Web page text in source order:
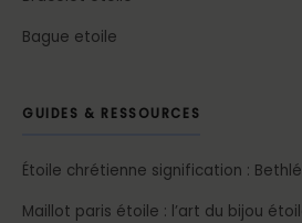
Bague etoile
GUIDES & RESSOURCES
Étoile chrétienne signification :
Maillot paris étoile : l’art du bijou